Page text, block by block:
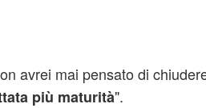
avrei mai pensato di
più maturità".